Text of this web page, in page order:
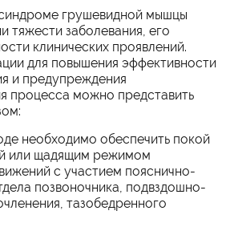
грушевидной мышцы
тяжести заболевания, его
клинических проявлений.
для повышения эффективности
и предупреждения
процесса можно представить
необходимо обеспечить покой
или щадящим режимом
с участием пояснично-
позвоночника, подвздошно-
тазобедренного